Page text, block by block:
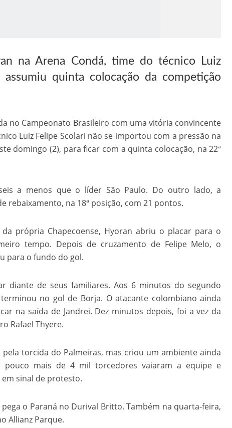
livro de apocalipse
a vida de Flechinha, o bebe coelho – Vídeo em Português mais uma produção
na Arena Condá, time do técnico Luiz
quinta colocação da competição
no Campeonato Brasileiro com uma vitória convincente
Luiz Felipe Scolari não se importou com a pressão na
domingo (2), para ficar com a quinta colocação, na 22ª
a menos que o líder São Paulo. Do outro lado, a
rebaixamento, na 18ª posição, com 21 pontos.
própria Chapecoense, Hyoran abriu o placar para o
tempo. Depois de cruzamento de Felipe Melo, o
para o fundo do gol.
diante de seus familiares. Aos 6 minutos do segundo
no gol de Borja. O atacante colombiano ainda
na saída de Jandrei. Dez minutos depois, foi a vez da
Rafael Thyere.
torcida do Palmeiras, mas criou um ambiente ainda
pouco mais de 4 mil torcedores vaiaram a equipe e
sinal de protesto.
o Paraná no Durival Britto. Também na quarta-feira,
Allianz Parque.